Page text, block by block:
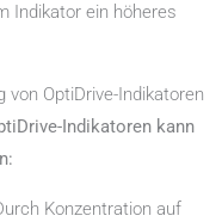
Indikator ein höheres
OptiDrive-Indikatoren
Indikatoren kann
Konzentration auf